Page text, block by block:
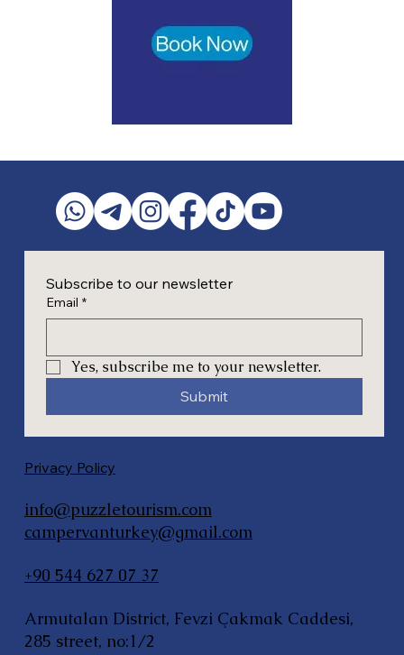
Subscribe to our newsletter
Email *
Yes, subscribe me to your newsletter.
Submit
Privacy Policy
info@puzzletourism.com
campervanturkey@gmail.com
+90 544 627 07 37
Armutalan District, Fevzi Çakmak Caddesi,
285 street, no:1/2